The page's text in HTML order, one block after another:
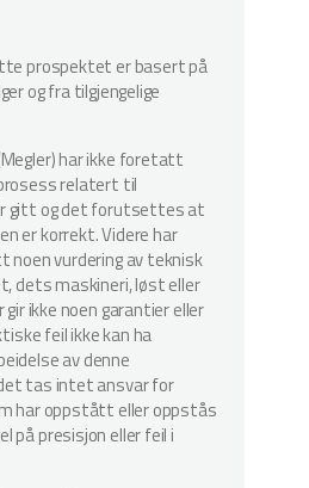
prospektet er basert på
og fra tilgjengelige
har ikke foretatt
relatert til
gitt og det forutsettes at
er korrekt. Videre har
noen vurdering av teknisk
dets maskineri, løst eller
ikke noen garantier eller
feil ikke kan ha
av denne
tas intet ansvar for
har oppstått eller oppstås
på presisjon eller feil i